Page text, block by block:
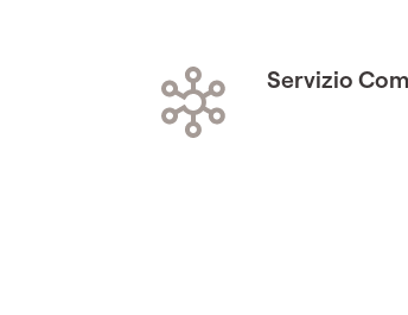
Servizio